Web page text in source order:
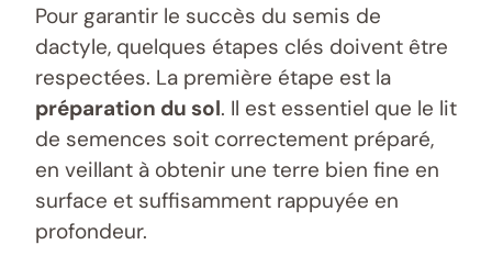
Pour garantir le succès du semis de
dactyle, quelques étapes clés doivent être
respectées. La première étape est la
préparation du sol. Il est essentiel que le lit
de semences soit correctement préparé,
en veillant à obtenir une terre bien fine en
surface et suffisamment rappuyée en
profondeur.